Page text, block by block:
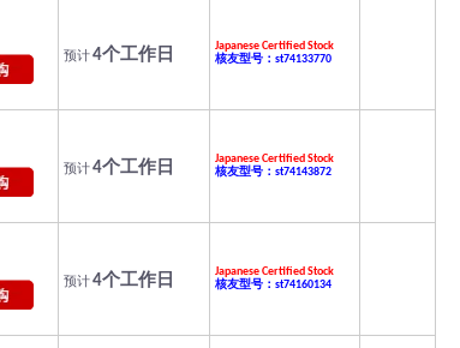
预计4个工作日
Japanese Certified Stock
核友型号：st74133770
预计4个工作日
Japanese Certified Stock
核友型号：st74143872
预计4个工作日
Japanese Certified Stock
核友型号：st74160134